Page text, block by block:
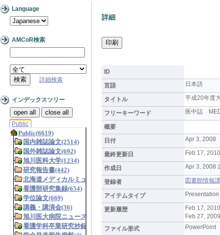
Language
AMCoR検索
詳細検索
インデックスツリー
open all close all
Public
詳細
ID
言語
日本語
タイトル 平成20年度
フリーキーワード 医中誌
概要
日付
Apr 3, 2008
最終更新日 Feb 17,
作成日 Apr 3, 2008
登録者 図書館情報
アイテムタイプ Presentation
更新履歴
Feb 17,
Feb 27,
ファイル形式
PowerPoint